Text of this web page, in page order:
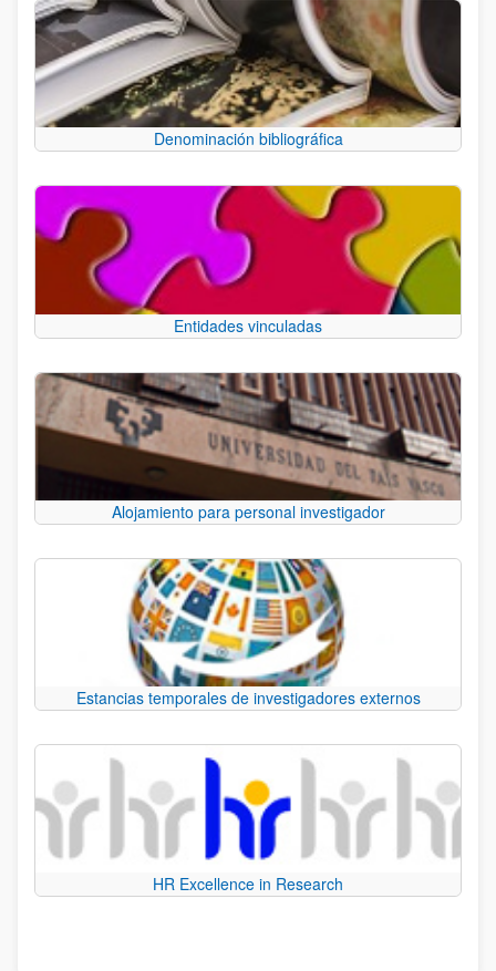
Denominación bibliográfica
Entidades vinculadas
Alojamiento para personal investigador
Estancias temporales de investigadores externos
HR Excellence in Research